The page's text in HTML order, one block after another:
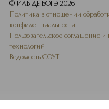
© ИЛЬ ДЕ БОТЭ 2026
Политика в отношении
конфиденциальности
Пользовательское
технологий
Ведомость СОУТ